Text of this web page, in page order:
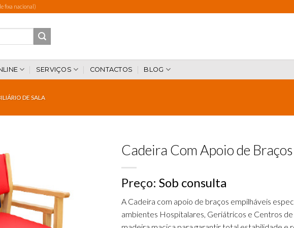
fixa nacional)
SERVIÇOS CONTACTOS BLOG
DE SALA
Cadeira Com Apoio de
Preço: Sob consulta
A Cadeira com apoio de braços empilháveis
ambientes Hospitalares, Geriátricos e Centros